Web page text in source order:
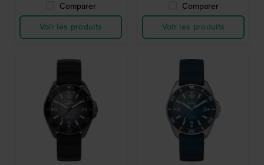
Comparer
Voir les produits
Comparer
Voir les produits